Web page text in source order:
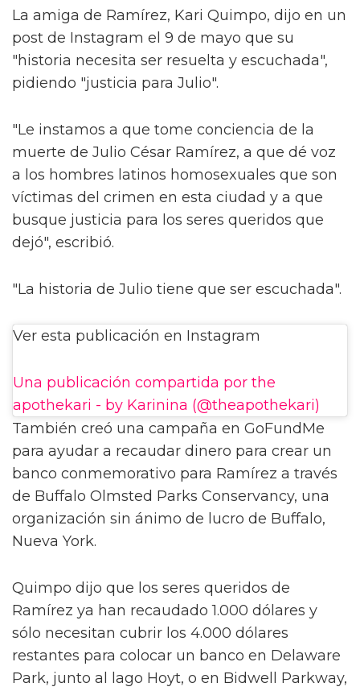
La amiga de Ramírez, Kari Quimpo, dijo en un
post de Instagram el 9 de mayo que su
"historia necesita ser resuelta y escuchada",
pidiendo "justicia para Julio".
"Le instamos a que tome conciencia de la
muerte de Julio César Ramírez, a que dé voz
a los hombres latinos homosexuales que son
víctimas del crimen en esta ciudad y a que
busque justicia para los seres queridos que
dejó", escribió.
"La historia de Julio tiene que ser escuchada".
Ver esta publicación en Instagram
Una publicación compartida por the
apothekari - by Karinina (@theapothekari)
También creó una campaña en GoFundMe
para ayudar a recaudar dinero para crear un
banco conmemorativo para Ramírez a través
de Buffalo Olmsted Parks Conservancy, una
organización sin ánimo de lucro de Buffalo,
Nueva York.
Quimpo dijo que los seres queridos de
Ramírez ya han recaudado 1.000 dólares y
sólo necesitan cubrir los 4.000 dólares
restantes para colocar un banco en Delaware
Park, junto al lago Hoyt, o en Bidwell Parkway,